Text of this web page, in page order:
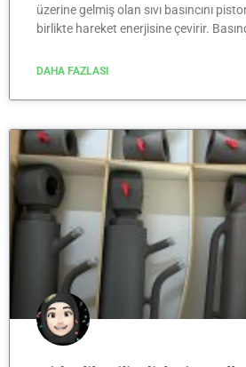
üzerine gelmiş olan sıvı basıncını
birlikte hareket enerjisine çevirir.
DAHA FAZLASI